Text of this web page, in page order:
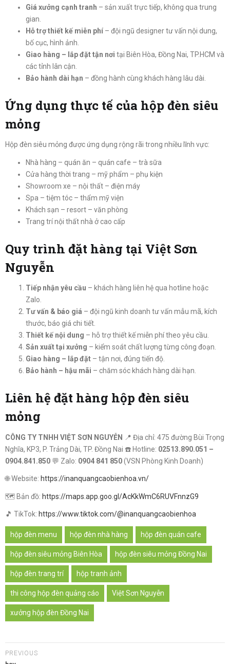
Giá xưởng cạnh tranh – sản xuất trực tiếp, không qua trung
gian.
Hỗ trợ thiết kế miễn phí – đội ngũ designer tư vấn nội dung,
bố cục, hình ảnh.
Giao hàng – lắp đặt tận nơi tại Biên Hòa, Đồng Nai, TP.HCM và
các tỉnh lân cận.
Bảo hành dài hạn – đồng hành cùng khách hàng lâu dài.
Ứng dụng thực tế của hộp đèn siêu
mỏng
Hộp đèn siêu mỏng được ứng dụng rộng rãi trong nhiều lĩnh vực:
Nhà hàng – quán ăn – quán cafe – trà sữa
Cửa hàng thời trang – mỹ phẩm – phụ kiện
Showroom xe – nội thất – điện máy
Spa – tiệm tóc – thẩm mỹ viện
Khách sạn – resort – văn phòng
Trang trí nội thất nhà ở cao cấp
Quy trình đặt hàng tại Việt Sơn
Nguyễn
Tiếp nhận yêu cầu – khách hàng liên hệ qua hotline hoặc
Zalo.
Tư vấn & báo giá – đội ngũ kinh doanh tư vấn mẫu mã, kích
thước, báo giá chi tiết.
Thiết kế nội dung – hỗ trợ thiết kế miễn phí theo yêu cầu.
Sản xuất tại xưởng – kiểm soát chất lượng từng công đoạn.
Giao hàng – lắp đặt – tận nơi, đúng tiến độ.
Bảo hành – hậu mãi – chăm sóc khách hàng dài hạn.
Liên hệ đặt hàng hộp đèn siêu
mỏng
CÔNG TY TNHH VIỆT SƠN NGUYỄN 📍 Địa chỉ: 475 đường Bùi Trọng
Nghĩa, KP3, P. Trảng Dài, TP. Đồng Nai ☎️ Hotline: 02513.890.051 –
0904.841.850 💬 Zalo: 0904 841 850(VSN Phòng Kinh Doanh)
🌐 Website: https://inanquangcaobienhoa.vn/
🗺️ Bản đồ: https://maps.app.goo.gl/AcKkWmC6RUVFnnzG9
🎵 TikTok: https://www.tiktok.com/@inanquangcaobienhoa
hộp đèn menu hộp đèn nhà hàng hộp đèn quán cafe
hộp đèn siêu mỏng Biên Hòa hộp đèn siêu mỏng Đồng Nai
hộp đèn trang trí hộp tranh ảnh
thi công hộp đèn quảng cáo Việt Sơn Nguyễn
xưởng hộp đèn Đồng Nai
PREVIOUS